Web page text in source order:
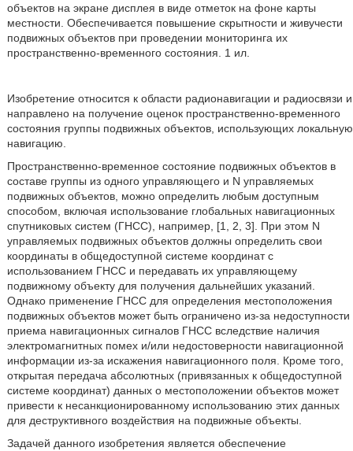
объектов на экране дисплея в виде отметок на фоне карты
местности. Обеспечивается повышение скрытности и живучести
подвижных объектов при проведении мониторинга их
пространственно-временного состояния. 1 ил.
Изобретение относится к области радионавигации и радиосвязи и
направлено на получение оценок пространственно-временного
состояния группы подвижных объектов, использующих локальную
навигацию.
Пространственно-временное состояние подвижных объектов в
составе группы из одного управляющего и N управляемых
подвижных объектов, можно определить любым доступным
способом, включая использование глобальных навигационных
спутниковых систем (ГНСС), например, [1, 2, 3]. При этом N
управляемых подвижных объектов должны определить свои
координаты в общедоступной системе координат с
использованием ГНСС и передавать их управляющему
подвижному объекту для получения дальнейших указаний.
Однако применение ГНСС для определения местоположения
подвижных объектов может быть ограничено из-за недоступности
приема навигационных сигналов ГНСС вследствие наличия
электромагнитных помех и/или недостоверности навигационной
информации из-за искажения навигационного поля. Кроме того,
открытая передача абсолютных (привязанных к общедоступной
системе координат) данных о местоположении объектов может
привести к несанкционированному использованию этих данных
для деструктивного воздействия на подвижные объекты.
Задачей данного изобретения является обеспечение